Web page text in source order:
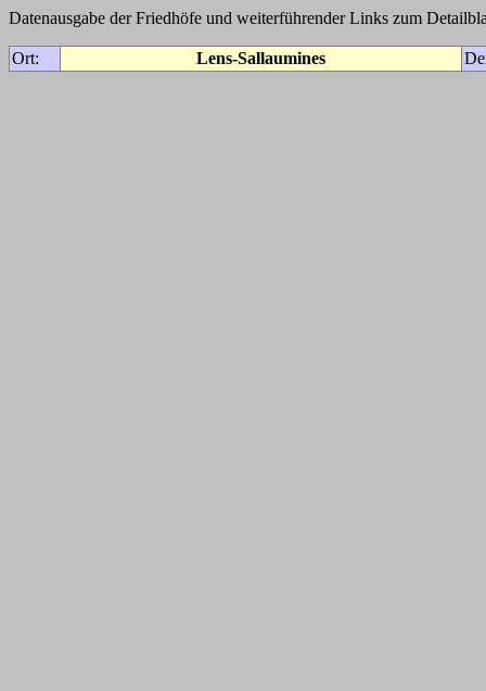
Datenausgabe der Friedhöfe und weiterführender Links zum
Ort: Lens-Sallaumines